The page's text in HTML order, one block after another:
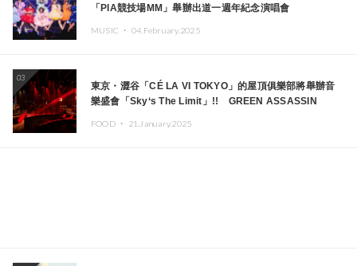
「PIA競技場MM」舉辦出道一週年紀念演唱會
MUSIC ・ 04.February.2025
03
東京・澀谷「CÉ LA VI TOKYO」的屋頂俱樂部將舉辦音
樂盛會「Sky‘s The Limit」!! GREEN ASSASSIN
本頂尖DJ及創作者齊聚一堂
FOOD ・ 21.January.2025